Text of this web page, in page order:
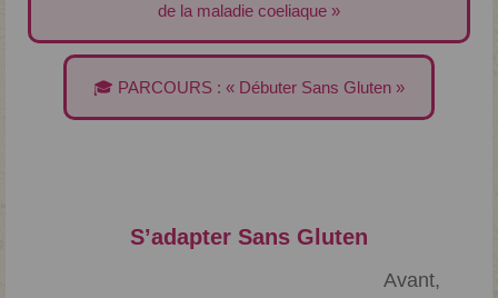
de la maladie coeliaque »
🎓 PARCOURS : « Débuter Sans Gluten »
S’adapter Sans Gluten
Avant,